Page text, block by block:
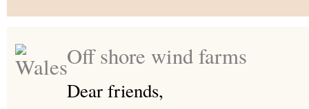
Off shore wind farms
Dear friends,